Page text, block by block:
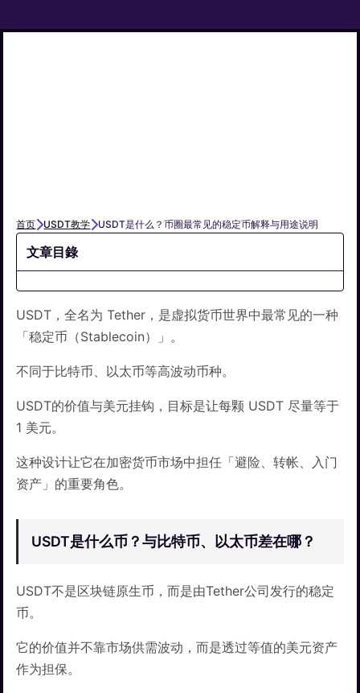
首页 USDT教学 USDT是什么？币圈最常见的稳定币解释与用途说明
文章目錄
USDT，全名为 Tether，是虚拟货币世界中最常见的一种
「稳定币（Stablecoin）」。
不同于比特币、以太币等高波动币种。
USDT的价值与美元挂钩，目标是让每颗 USDT 尽量等于
1 美元。
这种设计让它在加密货币市场中担任「避险、转帐、入门
资产」的重要角色。
USDT是什么币？与比特币、以太币差在哪？
USDT不是区块链原生币，而是由Tether公司发行的稳定
币。
它的价值并不靠市场供需波动，而是透过等值的美元资产
作为担保。